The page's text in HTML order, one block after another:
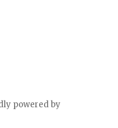
powered by